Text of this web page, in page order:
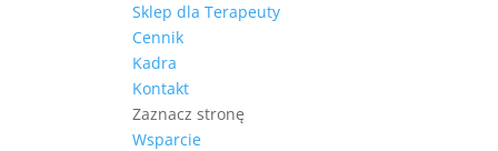
Sklep dla Terapeuty
Cennik
Kadra
Kontakt
Zaznacz stronę
Wsparcie